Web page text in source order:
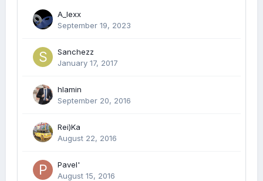
A_lexx
September 19, 2023
Sanchezz
January 17, 2017
hlamin
September 20, 2016
Rei)Ka
August 22, 2016
Pavel'
August 15, 2016